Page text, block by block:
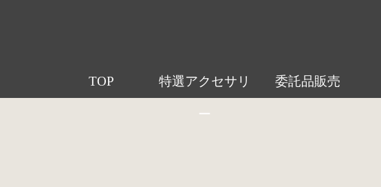
TOP 特選アクセサリ
ー
委託品販売